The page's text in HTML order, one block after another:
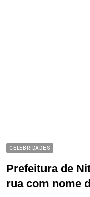
CELEBRIDADES
Prefeitura de
rua com nome